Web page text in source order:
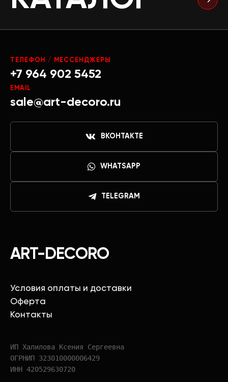
ART-DECORO
Условия оплаты и доставки
Оферта
Контакты
ИП Халилова Ксения Сергеевна
ОГРНИП 323010000006429
ИНН 420529630720
ТЕЛЕФОН / МЕССЕНДЖЕРЫ
+7 964 902 5452
EMAIL
sale@art-decoro.ru
ВКОНТАКТЕ
WHATSAPP
TELEGRAM